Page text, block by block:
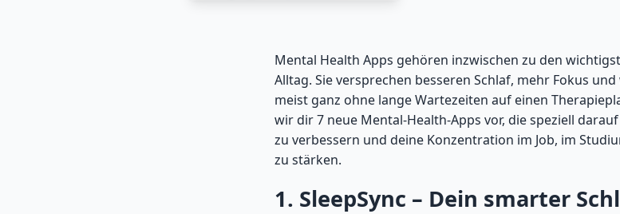
Mental Health Apps gehören inzwischen zu den
Alltag. Sie versprechen besseren Schlaf, mehr Fokus
meist ganz ohne lange Wartezeiten auf einen
wir dir 7 neue Mental-Health-Apps vor, die speziell
zu verbessern und deine Konzentration im Job, im
zu stärken.
1. SleepSync – Dein smarter